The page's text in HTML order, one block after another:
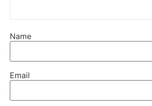
Name
Email